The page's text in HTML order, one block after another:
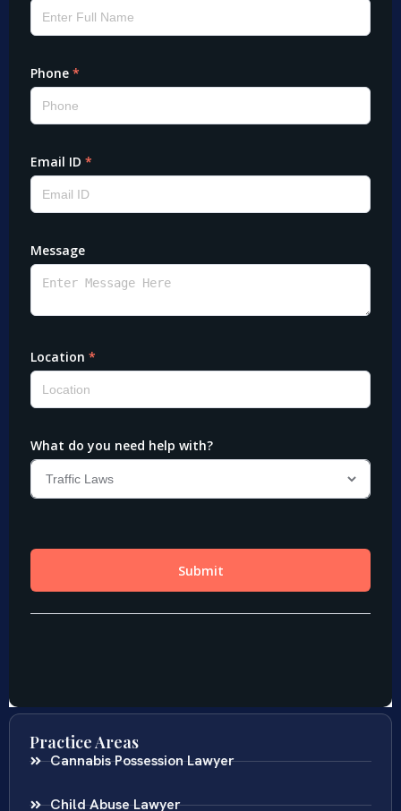
Practice Areas
Cannabis Possession Lawyer
Child Abuse Lawyer